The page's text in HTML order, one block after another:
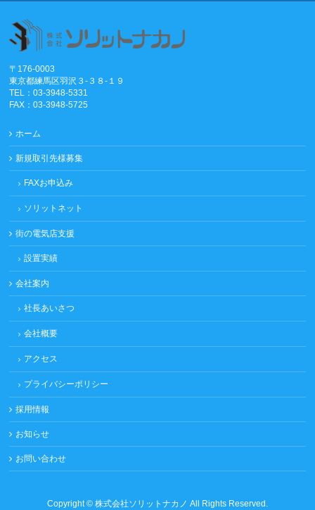
〒176-0003
東京都練馬区羽沢３-３８-１９
TEL：03-3948-5331
FAX：03-3948-5725
ホーム
新規取引先様募集
FAXお申込み
ソリットネット
街の電気店支援
設置実績
会社案内
社長あいさつ
会社概要
アクセス
プライバシーポリシー
採用情報
お知らせ
お問い合わせ
Copyright © 株式会社ソリットナカノ All Rights Reserved.